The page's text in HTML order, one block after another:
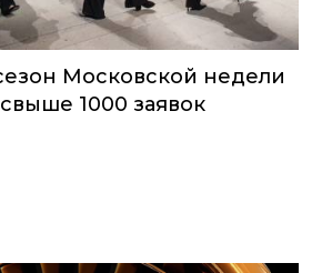
Московской недели
1000 заявок